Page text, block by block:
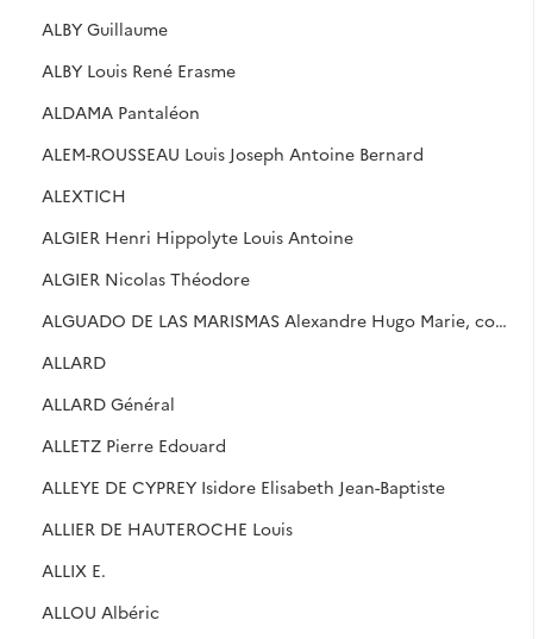
ALBY Guillaume
ALBY Louis René Erasme
ALDAMA Pantaléon
ALEM-ROUSSEAU Louis Joseph Antoine Bernard
ALEXTICH
ALGIER Henri Hippolyte Louis Antoine
ALGIER Nicolas Théodore
ALGUADO DE LAS MARISMAS Alexandre Hugo Marie, comte
ALLARD
ALLARD Général
ALLETZ Pierre Edouard
ALLEYE DE CYPREY Isidore Elisabeth Jean-Baptiste
ALLIER DE HAUTEROCHE Louis
ALLIX E.
ALLOU Albéric